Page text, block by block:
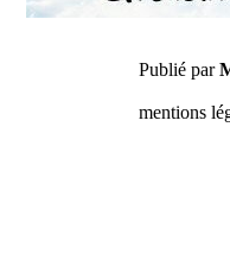
Publié par
mentions